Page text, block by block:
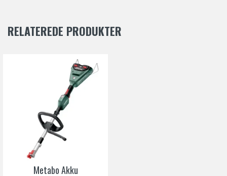
130 T rygbåret trimmer, hvilket giver dig fleksibilitet og
mulighed for at bruge den på forskellige enheder.
et stort område på kort tid.
Med en længde på 1250 mm er det nemt at nå svært
tilgængelige områder og hjørner.
Vægten på kun 6,4 kg (uden kombimotor) gør det nemt at
manøvrere og håndtere børstevalsen uden at blive træt.
Udvalgte specifikationer
Produkttype
Børstevalse
Passer til
samt FR 130 T trimmer
RELATEREDE PRODUKTER
Metabo Akku